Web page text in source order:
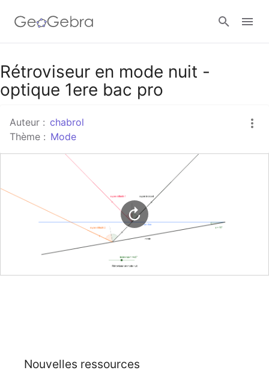
Google Classroom
Se connecter
Rétroviseur en mode nuit -
optique 1ere bac pro
Auteur : chabrol
Thème : Mode
Nouvelles ressources